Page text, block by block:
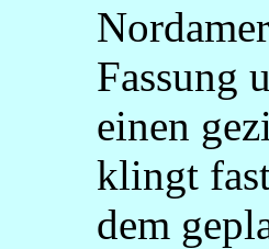
Fassung
einen
klingt
dem